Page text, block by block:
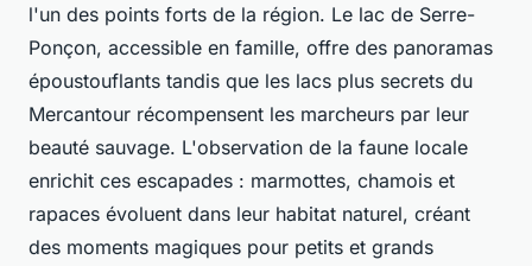
l'un des points forts de la région. Le lac de Serre-
Ponçon, accessible en famille, offre des panoramas
époustouflants tandis que les lacs plus secrets du
Mercantour récompensent les marcheurs par leur
beauté sauvage. L'observation de la faune locale
enrichit ces escapades : marmottes, chamois et
rapaces évoluent dans leur habitat naturel, créant
des moments magiques pour petits et grands